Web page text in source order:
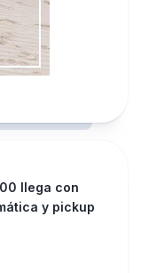
llega con
y pickup